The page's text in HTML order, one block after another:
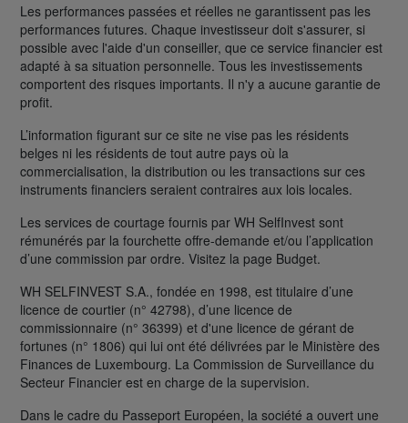
Les performances passées et réelles ne garantissent pas les
performances futures. Chaque investisseur doit s'assurer, si
possible avec l'aide d'un conseiller, que ce service financier est
adapté à sa situation personnelle. Tous les investissements
comportent des risques importants. Il n'y a aucune garantie de
profit.
L’information figurant sur ce site ne vise pas les résidents
belges ni les résidents de tout autre pays où la
commercialisation, la distribution ou les transactions sur ces
instruments financiers seraient contraires aux lois locales.
Les services de courtage fournis par WH SelfInvest sont
rémunérés par la fourchette offre-demande et/ou l’application
d’une commission par ordre. Visitez la page Budget.
WH SELFINVEST S.A., fondée en 1998, est titulaire d’une
licence de courtier (n° 42798), d’une licence de
commissionnaire (n° 36399) et d'une licence de gérant de
fortunes (n° 1806) qui lui ont été délivrées par le Ministère des
Finances de Luxembourg. La Commission de Surveillance du
Secteur Financier est en charge de la supervision.
Dans le cadre du Passeport Européen, la société a ouvert une